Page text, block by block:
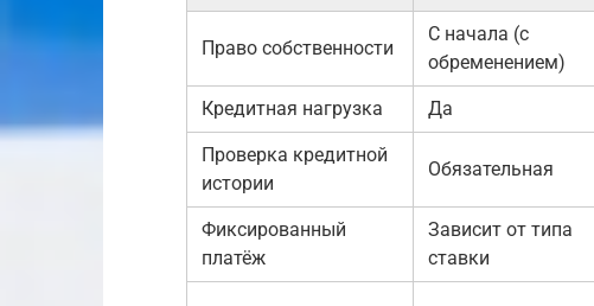
Право собственности
С начала (с
обременением)
Кредитная нагрузка Да
Проверка кредитной
истории
Обязательная
Фиксированный
платёж
Зависит от типа
ставки